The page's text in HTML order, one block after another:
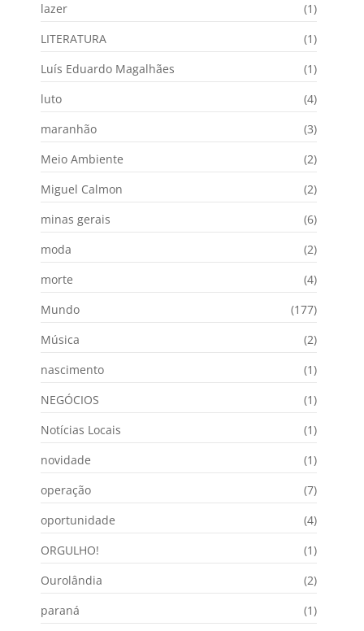
lazer
(1)
LITERATURA
(1)
Luís Eduardo Magalhães
(1)
luto
(4)
maranhão
(3)
Meio Ambiente
(2)
Miguel Calmon
(2)
minas gerais
(6)
moda
(2)
morte
(4)
Mundo
(177)
Música
(2)
nascimento
(1)
NEGÓCIOS
(1)
Notícias Locais
(1)
novidade
(1)
operação
(7)
oportunidade
(4)
ORGULHO!
(1)
Ourolândia
(2)
paraná
(1)